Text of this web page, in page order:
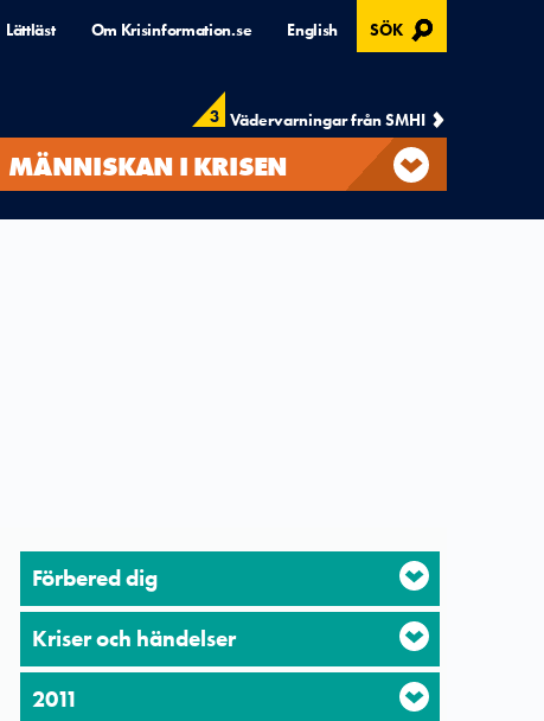
Lättläst Om Krisinformation.se English SÖK , ÖPPNAS I MODAL
3 Vädervarningar från SMHI
MÄNNISKAN I KRISEN
Förbered dig
Kriser och händelser
2011